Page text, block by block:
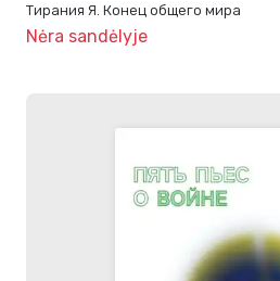
Тирания Я. Конец общего мира
Nėra sandėlyje